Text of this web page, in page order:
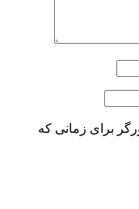
برای زمانی که